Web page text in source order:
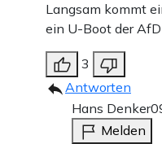
Langsam kommt
ein U-Boot der
3
Antworten
Hans Denker
Melden